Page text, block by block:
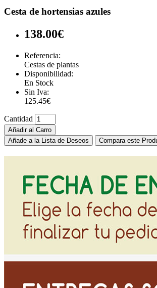
Cesta de hortensias azules
138.00€
Referencia:
Cestas de plantas
Disponibilidad:
En Stock
Sin Iva:
125.45€
Cantidad
Añadir al Carro
Añade a la Lista de Deseos
Compara este